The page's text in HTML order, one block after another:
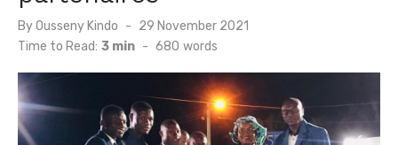
ByOusseny Kindo
Posted
29 November 2021
Time to Read: 3 min - 680 words